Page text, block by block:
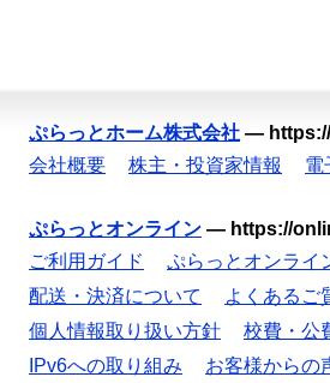
ぷらっとホーム株式会社 —
会社概要
株主・投資家情報 電
ぷらっとオンライン — https://
ご利用ガイド
ぷらっとオンライ
配送・決済について
よくあるご
個人情報取り扱い方針
校費・公
IPv6への取り組み
お客様からの